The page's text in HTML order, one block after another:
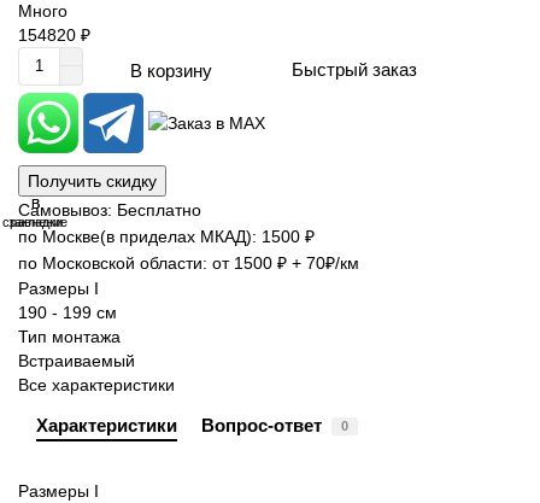
Много
154820 ₽
В корзину Быстрый заказ
Получить скидку
В
закладки
В
сравнение
Самовывоз: Бесплатно
по Москве(в приделах МКАД): 1500 ₽
по Московской области: от 1500 ₽ + 70₽/км
Размеры I
190 - 199 см
Тип монтажа
Встраиваемый
Все характеристики
Характеристики Вопрос-ответ 0
Размеры I